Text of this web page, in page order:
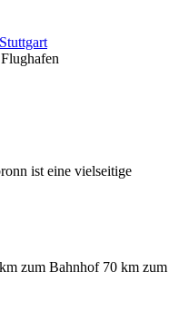
Stuttgart
ist eine vielseitige
zum Bahnhof 70 km zum